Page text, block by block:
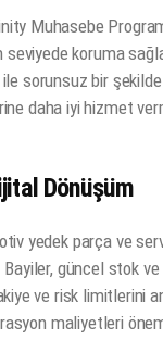
Muhasebe
seviyede koruma
sorunsuz bir
daha iyi hizmet
Dönüşüm
yedek parça ve
güncel stok
ve risk limitlerini
maliyetleri